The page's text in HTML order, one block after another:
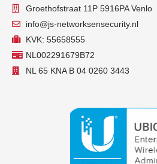
Groethofstraat 11P 5916PA Venlo
info@js-networksensecurity.nl
KVK: 55658555
NL002291679B72
NL 65 KNA B 04 0260 3443